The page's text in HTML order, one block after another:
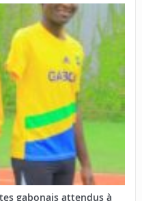
gabonais attendus à